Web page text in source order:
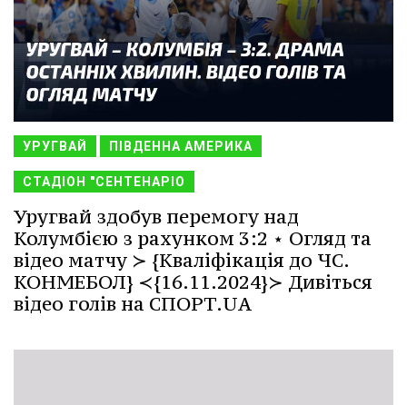
УРУГВАЙ ПІВДЕННА АМЕРИКА
СТАДІОН "СЕНТЕНАРІО
Уругвай здобув перемогу над
Колумбією з рахунком 3:2 ⋆ Огляд та
відео матчу ≻ {Кваліфікація до ЧС.
КОНМЕБОЛ} ≺{16.11.2024}≻ Дивіться
відео голів на СПОРТ.UA